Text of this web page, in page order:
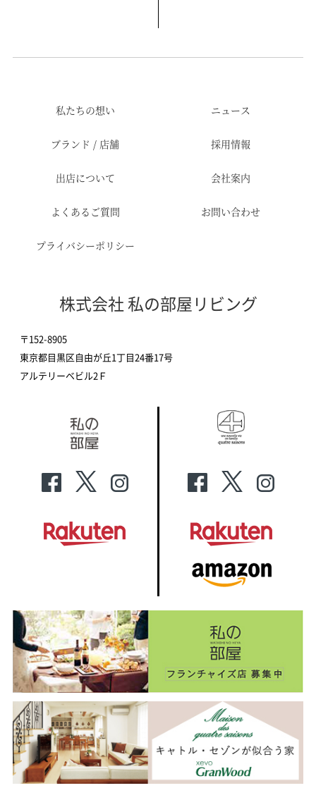
私たちの想い ニュース
ブランド / 店舗 採用情報
出店について 会社案内
よくあるご質問 お問い合わせ
プライバシーポリシー
株式会社 私の部屋リビング
〒152-8905
東京都目黒区自由が丘1丁目24番17号
アルテリーベビル2Ｆ